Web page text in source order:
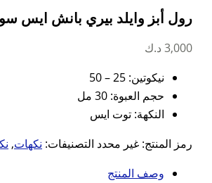
رول أبز وايلد بيري بانش ايس سولت
3,000 د.ك
نيكوتين: 25 – 50
حجم العبوة: 30 مل
النكهة: توت ايس
رمز المنتج: غير محدد التصنيفات: نكهات,
وصف المنتج